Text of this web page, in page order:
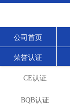
公司首页
荣誉认证
CE认证
BQB认证